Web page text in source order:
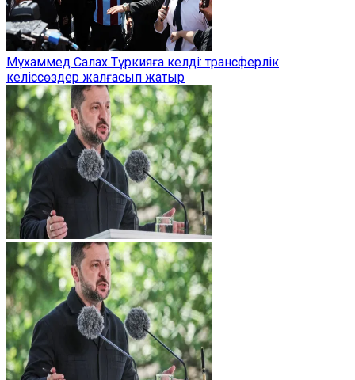
Мұхаммед Салах Түркияға келді: трансферлік
келіссөздер жалғасып жатыр